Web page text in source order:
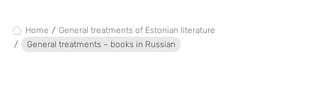
Home
General treatments of Estonian literature
General treatments – books in Russian